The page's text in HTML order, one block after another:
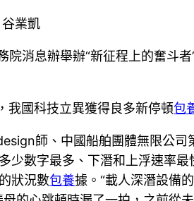
谷業凱
院消息辦舉辦“新征程上的奮斗
我國科技立異獲得良多新停頓包
師、中國船舶團體無限公
少數字最多、下潛和上浮速率最
狀況數包養據。“載人深潛設備